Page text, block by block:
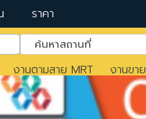
ราคา
ค้นหาสถานที่
งานตามสาย MRT งานขาย